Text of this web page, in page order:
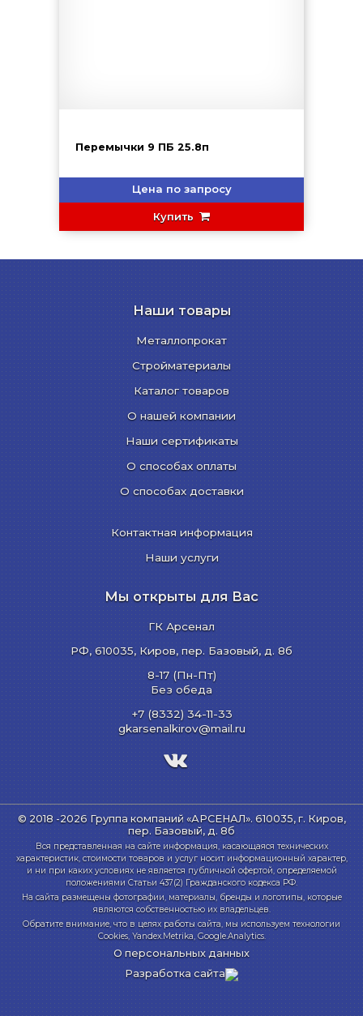
Перемычки 9 ПБ 25.8п
Цена по запросу
Купить
Наши товары
Металлопрокат
Стройматериалы
Каталог товаров
О нашей компании
Наши сертификаты
О способах оплаты
О способах доставки
Контактная информация
Наши услуги
Мы открыты для Вас
ГК Арсенал
РФ, 610035, Киров, пер. Базовый, д. 8б
8-17 (Пн-Пт)
Без обеда
+7 (8332) 34-11-33
gkarsenalkirov@mail.ru
© 2018 -2026 Группа компаний «АРСЕНАЛ». 610035, г. Киров,
пер. Базовый, д. 8б
Вся представленная на сайте информация, касающаяся технических
характеристик, стоимости товаров и услуг носит информационный характер,
и ни при каких условиях не является публичной офертой, определяемой
положениями Статьи 437(2) Гражданского кодекса РФ.
На сайта размещены фотографии, материалы, бренды и логотипы, которые
являются собственностью их владельцев.
Обратите внимание, что в целях работы сайта, мы используем технологии
Cookies, Yandex.Metrika, Google.Analytics.
О персональных данных
Разработка сайта